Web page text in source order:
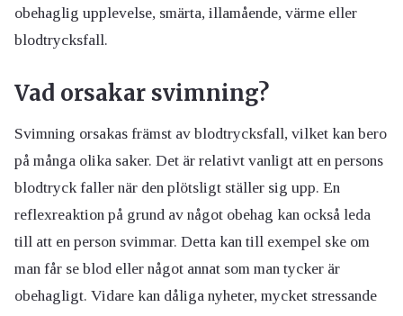
obehaglig upplevelse, smärta, illamående, värme eller
blodtrycksfall.
Vad orsakar svimning?
Svimning orsakas främst av blodtrycksfall, vilket kan bero
på många olika saker. Det är relativt vanligt att en persons
blodtryck faller när den plötsligt ställer sig upp. En
reflexreaktion på grund av något obehag kan också leda
till att en person svimmar. Detta kan till exempel ske om
man får se blod eller något annat som man tycker är
obehagligt. Vidare kan dåliga nyheter, mycket stressande